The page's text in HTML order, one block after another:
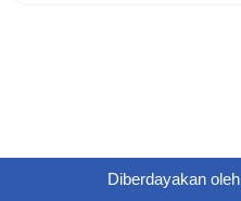
Diberdayakan oleh